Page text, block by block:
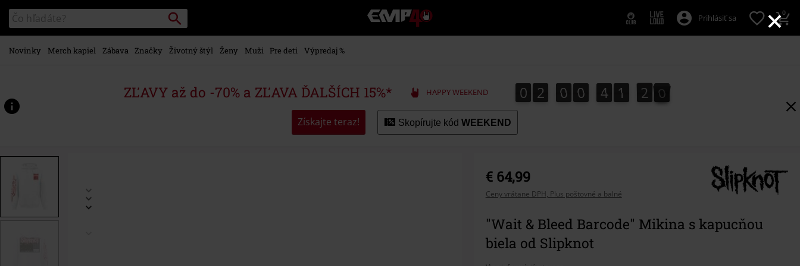
×
na
hlavný
obsah
Katalóg
vyhľadávania
Vyhľadávanie
EMP
-
Hudba,
Merch
hráčov,
Alternatívna
Prihlásiť sa 0
Novinky Merch kapiel Zábava Značky Životný štýl Ženy Muži Pre deti Výpredaj %
ZĽAVY až do -70% a ZĽAVA ĎALŠÍCH 15%* HAPPY WEEKEND 0
0 2
2 0
0 0
0 4
4 1
1 1
2
1 8
9
8
0
9
Získajte teraz! Skopírujte kód WEEKEND
www.emp-
€ 64,99
Ceny vrátane DPH, Plus poštovné a balné
"Wait & Bleed Barcode" Mikina s kapucňou
biela od Slipknot